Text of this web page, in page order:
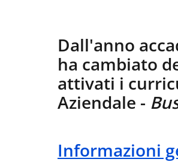
Dall'anno
ha cambiato
attivati i
Aziendale -
Informazioni